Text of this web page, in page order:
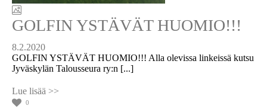
GOLFIN YSTÄVÄT HUOMIO!!!
8.2.2020
GOLFIN YSTÄVÄT HUOMIO!!! Alla olevissa linkeissä kutsu
Jyväskylän Talousseura ry:n [...]
0